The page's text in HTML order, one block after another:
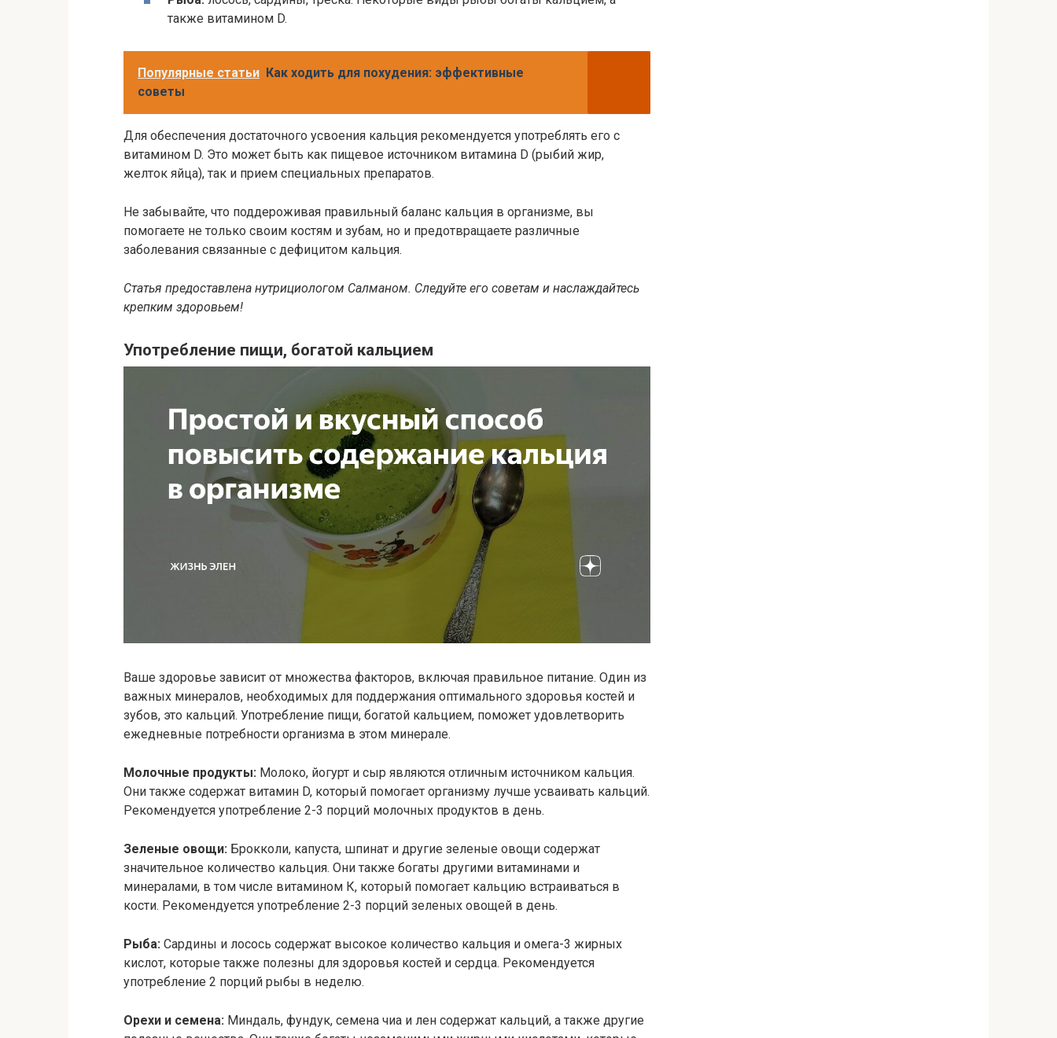
также витамином D.
Популярные статьи Как ходить для похудения: эффективные
советы
Для обеспечения достаточного усвоения кальция рекомендуется употреблять его с
витамином D. Это может быть как пищевое источником витамина D (рыбий жир,
желток яйца), так и прием специальных препаратов.
Не забывайте, что поддероживая правильный баланс кальция в организме, вы
помогаете не только своим костям и зубам, но и предотвращаете различные
заболевания связанные с дефицитом кальция.
Статья предоставлена нутрициологом Салманом. Следуйте его советам и наслаждайтесь
крепким здоровьем!
Употребление пищи, богатой кальцием
Ваше здоровье зависит от множества факторов, включая правильное питание. Один из
важных минералов, необходимых для поддержания оптимального здоровья костей и
зубов, это кальций. Употребление пищи, богатой кальцием, поможет удовлетворить
ежедневные потребности организма в этом минерале.
Молочные продукты: Молоко, йогурт и сыр являются отличным источником кальция.
Они также содержат витамин D, который помогает организму лучше усваивать кальций.
Рекомендуется употребление 2-3 порций молочных продуктов в день.
Зеленые овощи: Брокколи, капуста, шпинат и другие зеленые овощи содержат
значительное количество кальция. Они также богаты другими витаминами и
минералами, в том числе витамином К, который помогает кальцию встраиваться в
кости. Рекомендуется употребление 2-3 порций зеленых овощей в день.
Рыба: Сардины и лосось содержат высокое количество кальция и омега-3 жирных
кислот, которые также полезны для здоровья костей и сердца. Рекомендуется
употребление 2 порций рыбы в неделю.
Орехи и семена: Миндаль, фундук, семена чиа и лен содержат кальций, а также другие